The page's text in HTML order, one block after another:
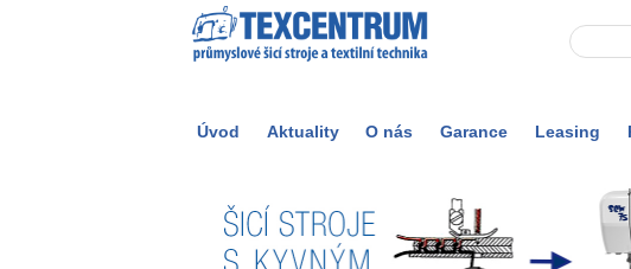
Úvod Aktuality O nás Garance Leasing